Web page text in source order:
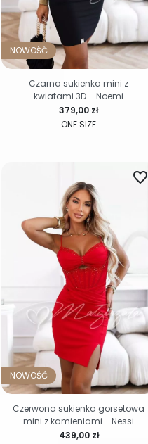
NOWOŚĆ
ONE SIZE
Cena
379,00 zł
Czarna sukienka mini z
kwiatami 3D – Noemi
NOWOŚĆ
favorite_border
Cena
439,00 zł
Czerwona sukienka gorsetowa
mini z kamieniami - Nessi